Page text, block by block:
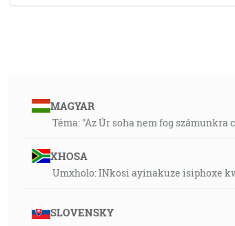
MAGYAR
Téma: "Az Úr soha nem fog
XHOSA
Umxholo: INkosi ayinakuze isiphoxe
SLOVENSKY